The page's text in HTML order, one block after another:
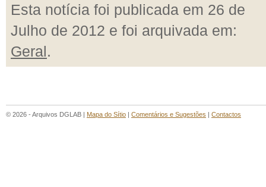
Esta notícia foi publicada em 26 de
Julho de 2012 e foi arquivada em:
Geral.
© 2026 - Arquivos DGLAB | Mapa do Sítio | Comentários e Sugestões | Contactos